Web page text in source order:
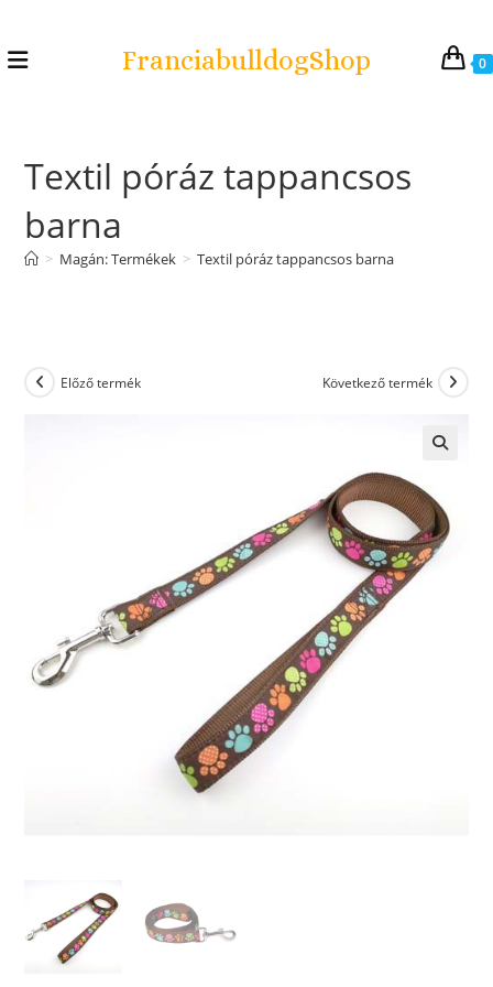
FranciabulldogShop 0
Textil póráz tappancsos
barna
> Magán: Termékek > Textil póráz tappancsos barna
Előző termék Következő termék